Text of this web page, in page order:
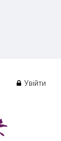
Увійти